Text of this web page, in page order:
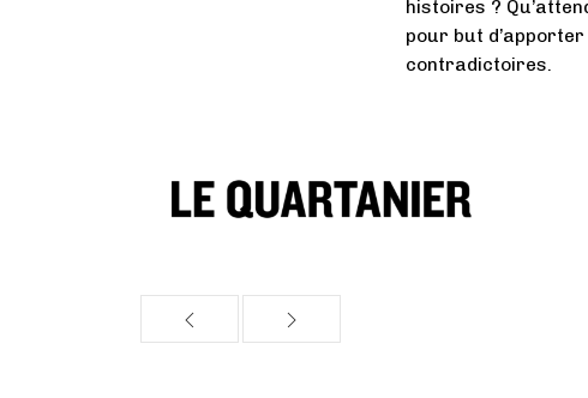
histoires ?
pour but
contradictoires.